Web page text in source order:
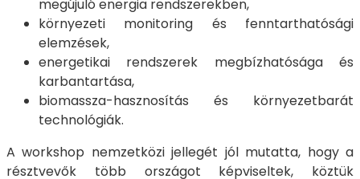
megújuló energia rendszerekben,
környezeti monitoring és fenntarthatósági
elemzések,
energetikai rendszerek megbízhatósága és
karbantartása,
biomassza-hasznosítás és környezetbarát
technológiák.
A workshop nemzetközi jellegét jól mutatta, hogy a
résztvevők több országot képviseltek, köztük